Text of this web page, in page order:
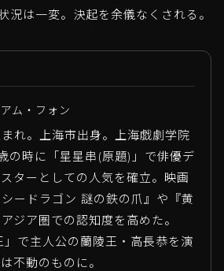
況は一変。決起を余儀なくされる。
ム・フォン
れ。上海市出身。上海戯劇学院
の時に「星星串(原題)」で俳優デ
ターとしての人気を確立。映画
シードラゴン 謎の鉄の爪』や『黄
ジア圏での認知度を高めた。
で主人公の蘭陵王・高長恭を演
不動のものに。